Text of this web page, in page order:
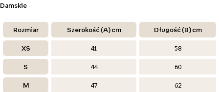
Damskie
Rozmiar Szerokość (A) cm Długość (B) cm
XS 41 58
S 44 60
M 47 62